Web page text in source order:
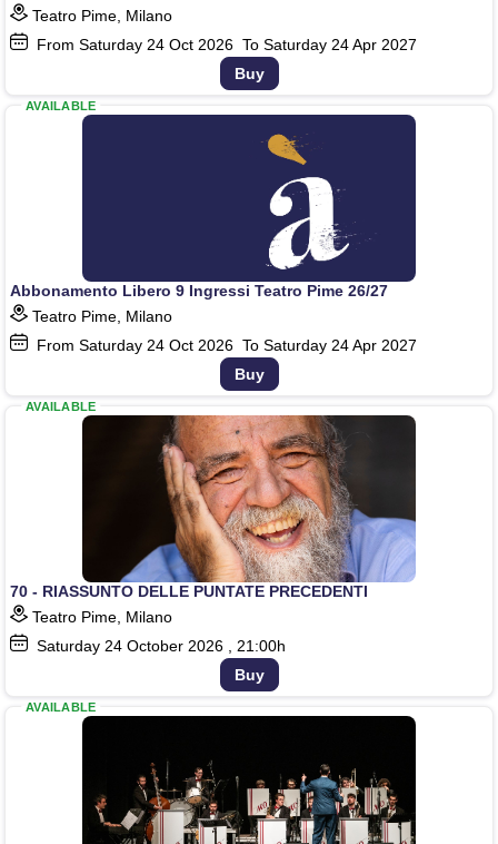
Teatro Pime, Milano
From Saturday 24 Oct 2026 To Saturday 24Apr 2027
Buy
Abbonamento Libero 9 Ingressi Teatro Pime 26/27
Teatro Pime, Milano
From Saturday 24 Oct 2026 To Saturday 24Apr 2027
AVAILABLE
Buy
70 - RIASSUNTO DELLE PUNTATE PRECEDENTI
Teatro Pime, Milano
Saturday 24 October 2026 , 21:00h
AVAILABLE
Buy
AVAILABLE